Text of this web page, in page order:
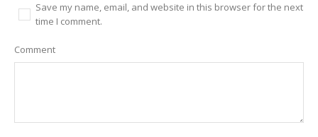
Save my name, email, and website in this browser for the next
time I comment.
Comment